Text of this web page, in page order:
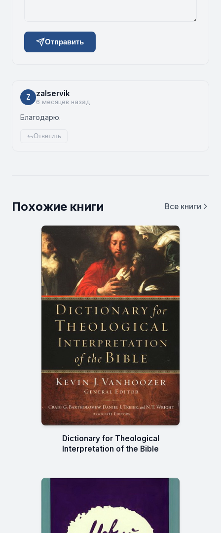
Отправить
Z zalservik
6 месяцев назад
Благодарю.
Ответить
Похожие книги Все книги
Dictionary for Theological
Interpretation of the Bible